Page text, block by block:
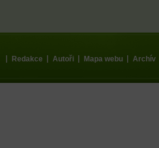
| Redakce | Autoři | Mapa webu | Archív